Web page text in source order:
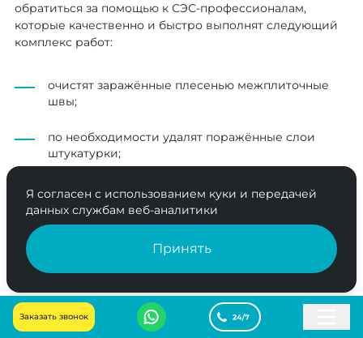
Заказать звонок
обратиться за помощью к СЭС-профессионалам,
которые качественно и быстро выполнят следующий
комплекс работ:
очистят заражённые плесенью межплиточные
швы;
по необходимости удалят поражённые слои
штукатурки;
устранят очаги грибниц с помощью
металлических щёток и скребков;
прогреют стены СВЧ-сушилкой;
обработают поверхности фунгицидами;
проведут дезинфекцию ванной холодным
туманом.
Я согласен с использованием куки и передачей
данных службам веб-аналитики
Принять